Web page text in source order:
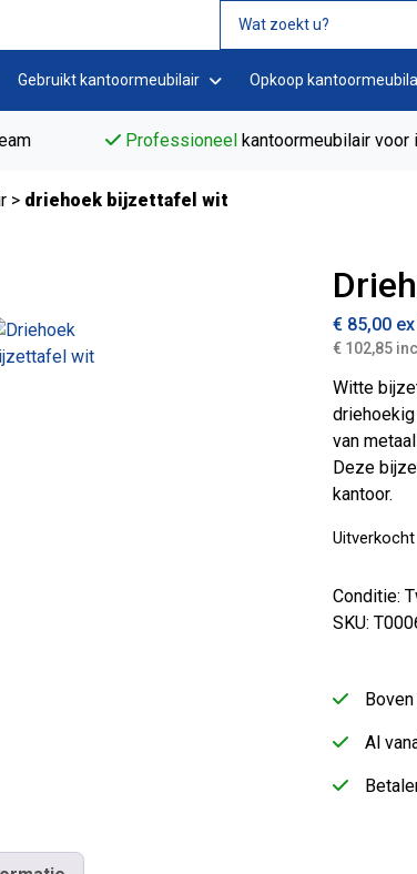
Gebruikt kantoormeubilair Opkoop
Professioneelkantoormeubilair voor
> driehoek bijzettafel wit
€ 85,00
€ 102,85
Witte
van
Deze
kantoor.
Uitverkocht
Conditie:
SKU:
Al